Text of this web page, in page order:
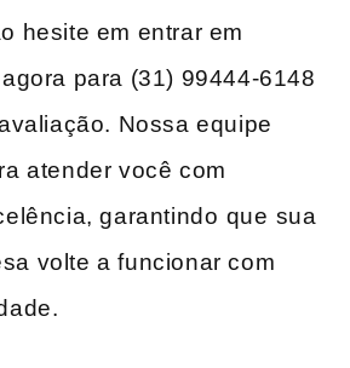
hesite em entrar em
para (31) 99444-6148
Nossa equipe
atender você com
garantindo ⁣que ⁢sua
volte a funcionar com